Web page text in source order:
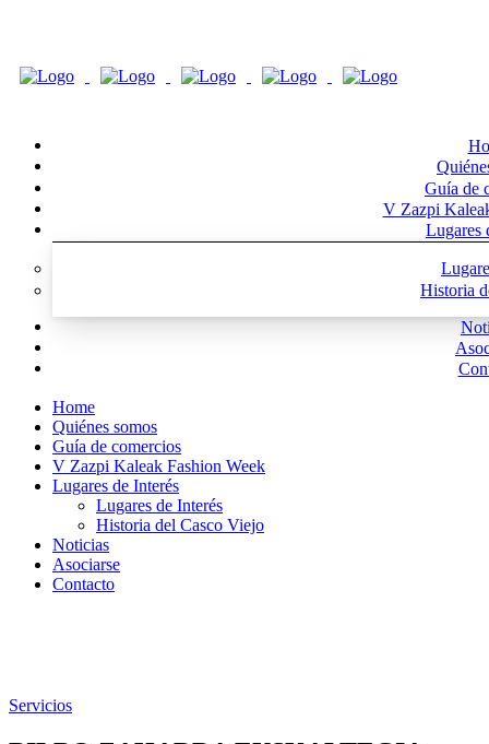
Guía de
V Zazpi
Lugares
Historia
Home
Quiénes somos
Guía de comercios
V Zazpi Kaleak Fashion Week
Lugares de Interés
Lugares de Interés
Historia del Casco Viejo
Noticias
Asociarse
Contacto
Servicios